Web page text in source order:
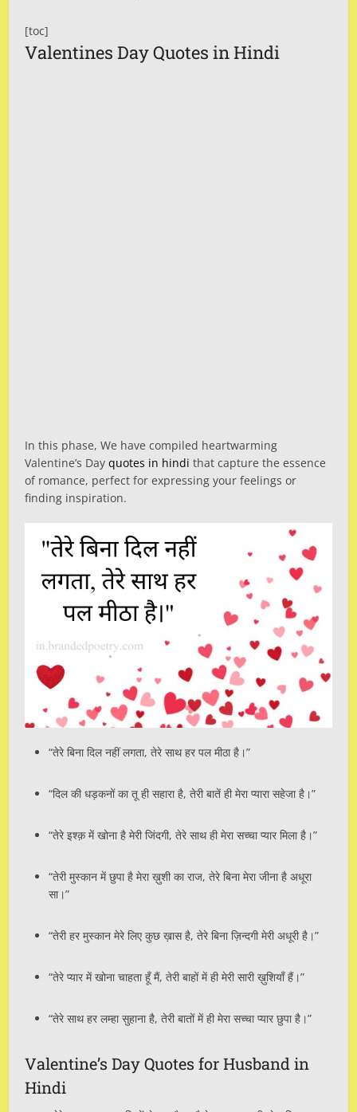
[toc]
Valentines Day Quotes in Hindi
In this phase, We have compiled heartwarming
Valentine’s Dayquotes in hindi that capture the essence
of romance, perfect for expressing your feelings or
finding inspiration.
“तेरे बिना दिल नहीं लगता, तेरे साथ हर पल मीठा है।”
“दिल की धड़कनों का तू ही सहारा है, तेरी बातें ही मेरा प्यारा सहेजा है।”
“तेरे इश्क़ में खोना है मेरी जिंदगी, तेरे साथ ही मेरा सच्चा प्यार मिला है।”
“तेरी मुस्कान में छुपा है मेरा ख़ुशी का राज, तेरे बिना मेरा जीना है अधूरा
सा।”
“तेरी हर मुस्कान मेरे लिए कुछ ख़ास है, तेरे बिना ज़िन्दगी मेरी अधूरी है।”
“तेरे प्यार में खोना चाहता हूँ मैं, तेरी बाहों में ही मेरी सारी ख़ुशियाँ हैं।”
“तेरे साथ हर लम्हा सुहाना है, तेरी बातों में ही मेरा सच्चा प्यार छुपा है।”
Valentine’s Day Quotes for Husband in
Hindi